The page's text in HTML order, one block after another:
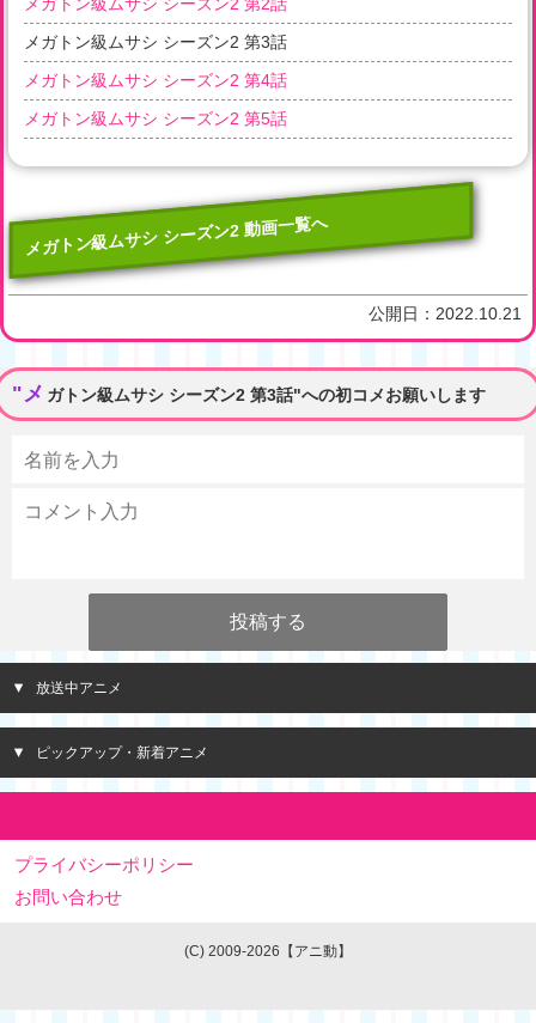
メガトン級ムサシ シーズン2 第3話
メガトン級ムサシ シーズン2 第4話
メガトン級ムサシ シーズン2 第5話
メガトン級ムサシ シーズン2 動画一覧へ
公開日： 2022.10.21
"メ ガトン級ムサシ シーズン2 第3話"への初コメお願いします
放送中アニメ
ピックアップ・新着アニメ
プライバシーポリシー
お問い合わせ
(C) 2009-2026【アニ動】